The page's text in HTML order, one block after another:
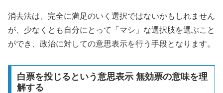
消去法は、完全に満足のいく選択ではないかもしれません
が、少なくとも自分にとって「マシ」な選択肢を選ぶこと
ができ、政治に対しての意思表示を行う手段となります。
白票を投じるという意思表示 無効票の意味を理
解する